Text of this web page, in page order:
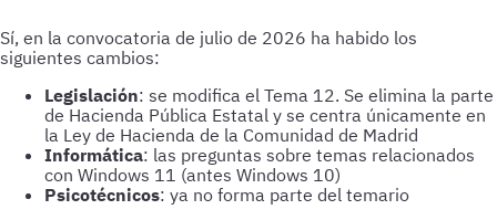
Sí, en la convocatoria de julio de 2026 ha habido los
siguientes cambios:
Legislación: se modifica el Tema 12. Se elimina la parte
de Hacienda Pública Estatal y se centra únicamente en
la Ley de Hacienda de la Comunidad de Madrid
Informática: las preguntas sobre temas relacionados
con Windows 11 (antes Windows 10)
Psicotécnicos: ya no forma parte del temario